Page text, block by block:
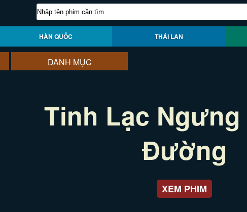
HÀN QUỐC THÁI LAN
DANH MỤC
Tinh Lạc Ngưng
Đường
XEM PHIM